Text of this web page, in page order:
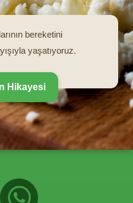
bereketini
yaşatıyoruz.
Hikayesi